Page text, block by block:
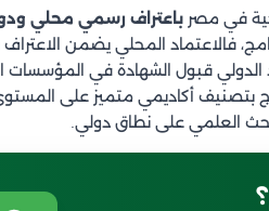
في مصر باعتراف رسمي محلي
فالاعتماد المحلي يضمن
الدولي قبول الشهادة في المؤسسات
بتصنيف أكاديمي متميز على
العلمي على نطاق دولي.